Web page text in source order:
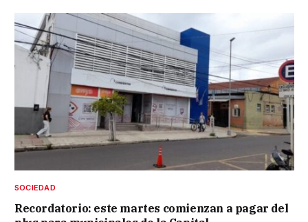
SOCIEDAD
Recordatorio: este martes comienzan a pagar del